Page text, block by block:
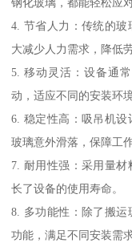
钢化玻璃，都能轻松应对
4. 节省人力：传统的
大减少人力需求，降低
5. 移动灵活：设备通
动，适应不同的安装环境
6. 稳定性高：吸吊机
玻璃意外滑落，保障工
7. 耐用性强：采用量
长了设备的使用寿命。
8. 多功能性：除了搬
功能，满足不同安装需求